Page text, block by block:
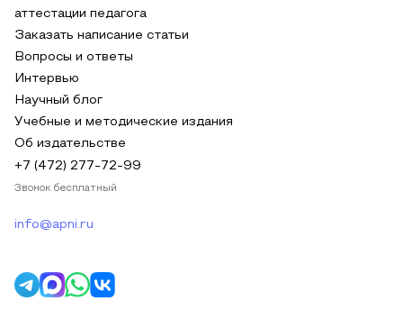
аттестации педагога
Заказать написание статьи
Вопросы и ответы
Интервью
Научный блог
Учебные и методические издания
Об издательстве
+7 (472) 277-72-99
Звонок бесплатный
info@apni.ru